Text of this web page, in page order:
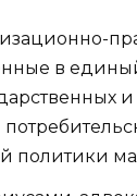
в
политики